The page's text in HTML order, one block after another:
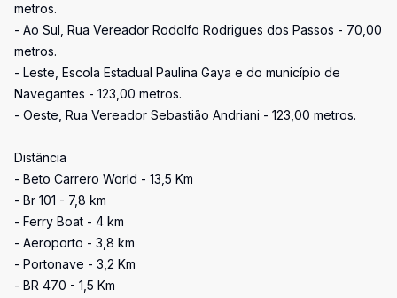
metros.
- Ao Sul, Rua Vereador Rodolfo Rodrigues dos Passos - 70,00
metros.
- Leste, Escola Estadual Paulina Gaya e do município de
Navegantes - 123,00 metros.
- Oeste, Rua Vereador Sebastião Andriani - 123,00 metros.
Distância
- Beto Carrero World - 13,5 Km
- Br 101 - 7,8 km
- Ferry Boat - 4 km
- Aeroporto - 3,8 km
- Portonave - 3,2 Km
- BR 470 - 1,5 Km